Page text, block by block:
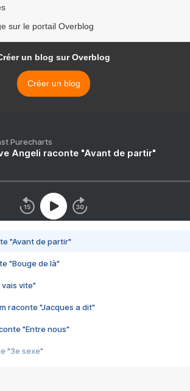
sur le portail Overblog
un blog sur Overblog
Créer un blog
Purecharts
Angeli raconte "Avant de partir"
"Avant de partir"
"Bouge de là"
vais vite"
raconte "Jacques a dit"
"Entre nous"
"3e sexe"